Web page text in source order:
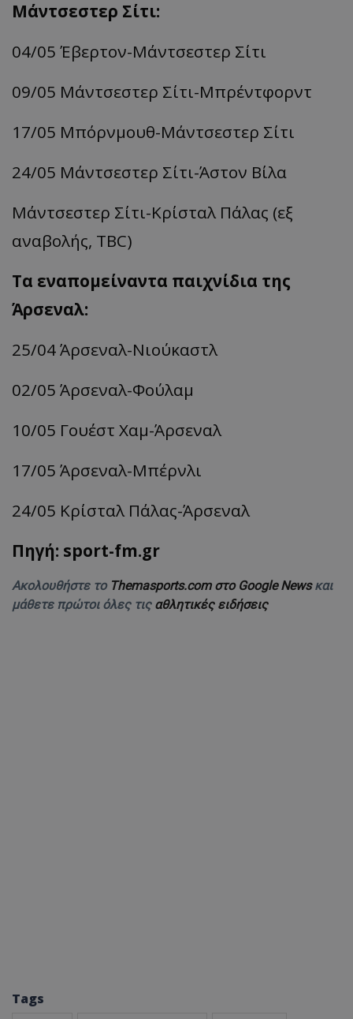
Μάντσεστερ Σίτι:
04/05 Έβερτον-Μάντσεστερ Σίτι
09/05 Μάντσεστερ Σίτι-Μπρέντφορντ
17/05 Μπόρνμουθ-Μάντσεστερ Σίτι
24/05 Μάντσεστερ Σίτι-Άστον Βίλα
Μάντσεστερ Σίτι-Κρίσταλ Πάλας (εξ
αναβολής, TBC)
Τα εναπομείναντα παιχνίδια της
Άρσεναλ:
25/04Άρσεναλ-Νιούκαστλ
02/05 Άρσεναλ-Φούλαμ
10/05 Γουέστ Χαμ-Άρσεναλ
17/05 Άρσεναλ-Μπέρνλι
24/05 Κρίσταλ Πάλας-Άρσεναλ
Πηγή: sport-fm.gr
Ακολουθήστε το Themasports.com στο Google Newsκαι
μάθετε πρώτοι όλες τις αθλητικές ειδήσεις
Tags